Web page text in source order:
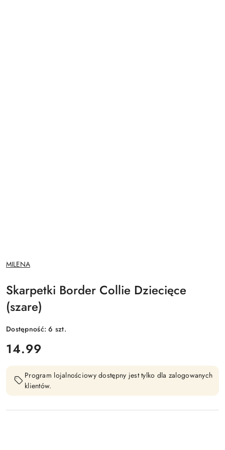
NAZWA
PRODUCENTA:
MILENA
Skarpetki Border Collie Dziecięce
(szare)
Dostępność:6 szt.
cena:
14.99
Program lojalnościowy dostępny jest tylko dla zalogowanych
klientów.